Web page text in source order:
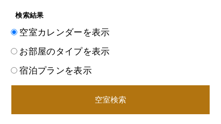
検索結果
空室カレンダーを表示
お部屋のタイプを表示
宿泊プランを表示
空室検索